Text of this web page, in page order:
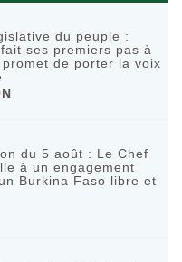
du peuple :
ses premiers pas à
promet de porter la voix
du 5 août : Le Chef
à un engagement
Burkina Faso libre et